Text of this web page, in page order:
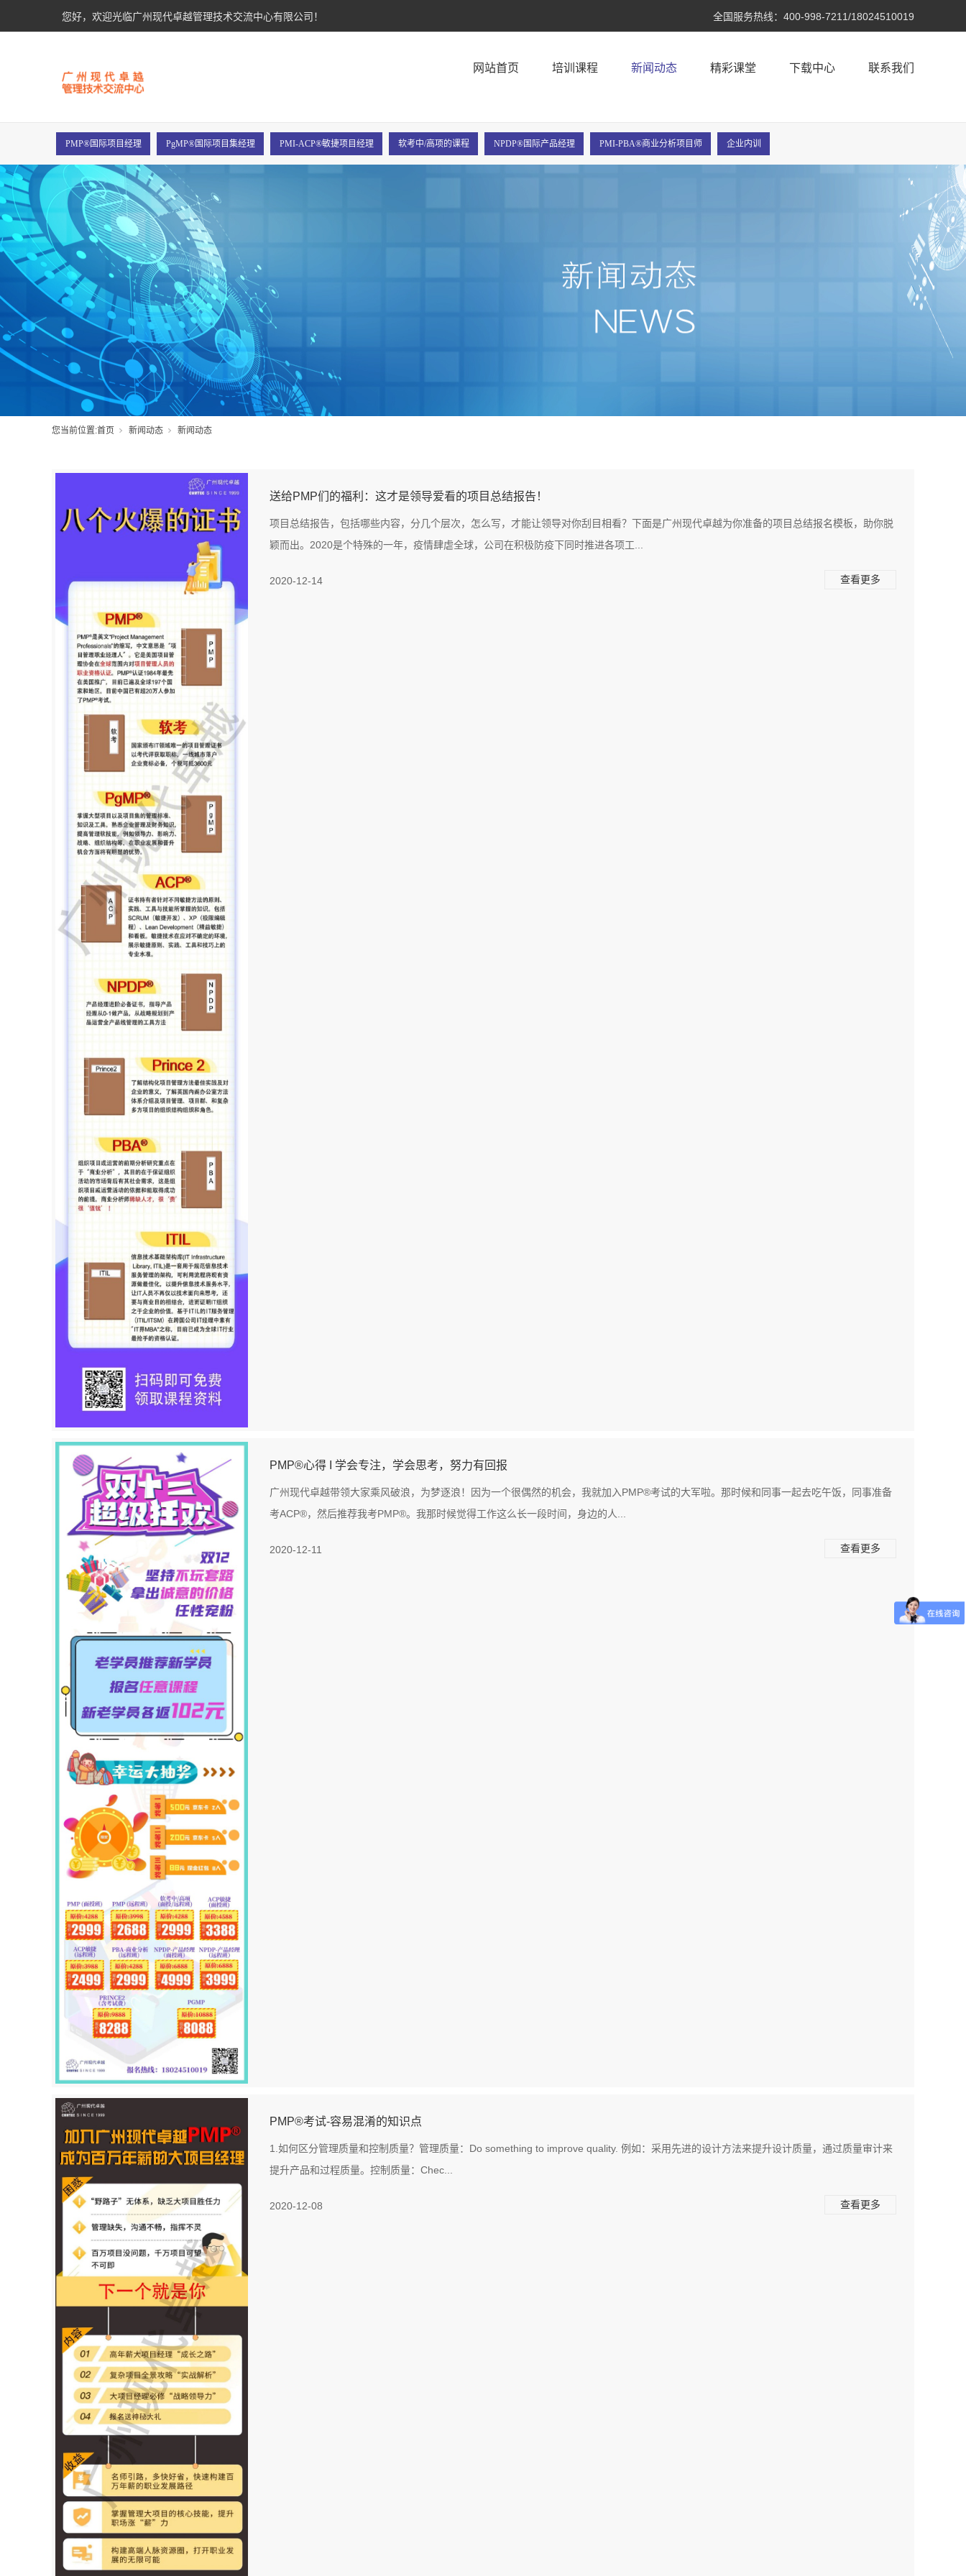
您好，欢迎光临广州现代卓越管理技术交流中心有限公司！ 全国服务热线： 400-998-7211/18024510019
网站首页 培训课程 新闻动态 精彩课堂 下载中心 联系我们
PMP®国际项目经理 PgMP®国际项目集经理 PMI-ACP®敏捷项目经理 软考中/高项的课程 NPDP®国际产品经理 PMI-PBA®商业分析项目师 企业内训
您当前位置:首页 新闻动态 新闻动态
送给PMP们的福利：这才是领导爱看的项目总结报告！
项目总结报告，包括哪些内容，分几个层次，怎么写，才能让领导对你刮目相看？下面是广州现代卓越为你准备的项目总结报名模板，助你脱
颖而出。2020是个特殊的一年，疫情肆虐全球，公司在积极防疫下同时推进各项工...
2020-12-14 查看更多
PMP®心得 I 学会专注，学会思考，努力有回报
广州现代卓越带领大家乘风破浪，为梦逐浪！因为一个很偶然的机会，我就加入PMP®考试的大军啦。那时候和同事一起去吃午饭，同事准备
考ACP®，然后推荐我考PMP®。我那时候觉得工作这么长一段时间，身边的人...
2020-12-11 查看更多
PMP®考试-容易混淆的知识点
1.如何区分管理质量和控制质量？管理质量：Do something to improve quality. 例如：采用先进的设计方法来提升设计质量，通过质量审计来
提升产品和过程质量。控制质量：Chec...
2020-12-08 查看更多